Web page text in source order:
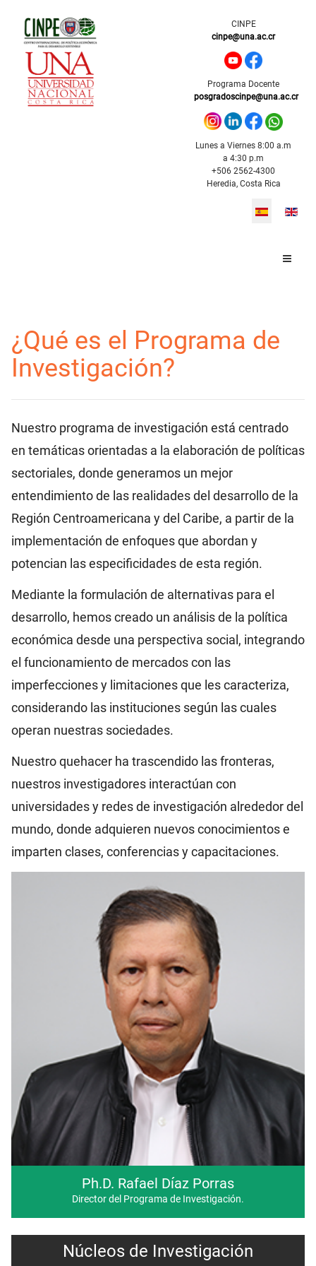
CINPE
cinpe@una.ac.cr
Programa Docente
posgradoscinpe@una.ac.cr
Lunes a Viernes 8:00 a.m
a 4:30 p.m
+506 2562-4300
Heredia, Costa Rica
Seleccione
¿Qué es el Programa de
Investigación?
Nuestro programa de investigación está centrado
en temáticas orientadas a la elaboración de políticas
sectoriales, donde generamos un mejor
entendimiento de las realidades del desarrollo de la
Región Centroamericana y del Caribe, a partir de la
implementación de enfoques que abordan y
potencian las especificidades de esta región.
Mediante la formulación de alternativas para el
desarrollo, hemos creado un análisis de la política
económica desde una perspectiva social, integrando
el funcionamiento de mercados con las
imperfecciones y limitaciones que les caracteriza,
considerando las instituciones según las cuales
operan nuestras sociedades.
Nuestro quehacer ha trascendido las fronteras,
nuestros investigadores interactúan con
universidades y redes de investigación alrededor del
mundo, donde adquieren nuevos conocimientos e
imparten clases, conferencias y capacitaciones.
Ph.D. Rafael Díaz Porras
Director del Programa de Investigación.
Núcleos de Investigación